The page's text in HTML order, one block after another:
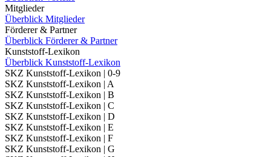
Mitglieder
Überblick Mitglieder
Förderer & Partner
Überblick Förderer & Partner
Kunststoff-Lexikon
Überblick Kunststoff-Lexikon
SKZ Kunststoff-Lexikon | 0-9
SKZ Kunststoff-Lexikon | A
SKZ Kunststoff-Lexikon | B
SKZ Kunststoff-Lexikon | C
SKZ Kunststoff-Lexikon | D
SKZ Kunststoff-Lexikon | E
SKZ Kunststoff-Lexikon | F
SKZ Kunststoff-Lexikon | G